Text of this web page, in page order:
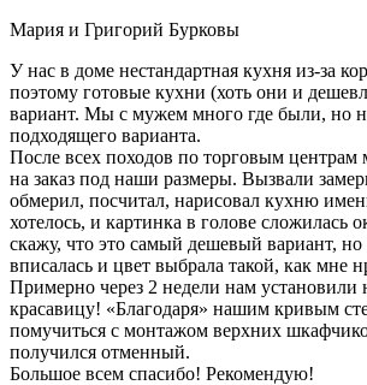
Мария и Григорий Бурковы
У нас в доме нестандартная кухня из-за
поэтому готовые кухни (хоть они и
вариант. Мы с мужем много где были, но
подходящего варианта.
После всех походов по торговым
на заказ под наши размеры. Вызвали
обмерил, посчитал, нарисовал кухню
хотелось, и картинка в голове сложилась
скажу, что это самый дешевый вариант, но
вписалась и цвет выбрала такой, как мне
Примерно через 2 недели нам
красавицу! «Благодаря» нашим кривым
помучиться с монтажом верхних
получился отменный.
Большое всем спасибо! Рекомендую!